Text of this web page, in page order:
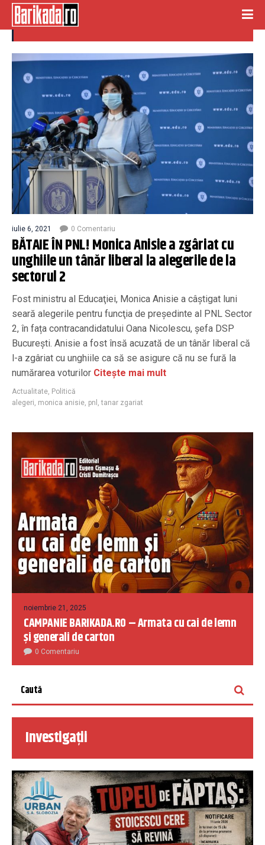
tanar zgariat
iulie 6, 2021 0 Comentariu
BĂTAIE ÎN PNL! Monica Anisie a zgâriat cu
unghiile un tânăr liberal la alegerile de la
sectorul 2
Fost ministru al Educaţiei, Monica Anisie a câştigat luni
seară alegerile pentru funcţia de preşedinte al PNL Sector
2, în fața contracandidatului Oana Nicolescu, șefa DSP
București. Anisie a fost însă acuzată de un tânăr liberal că
l-a zgâriat cu unghiile ca să se asigure că nu se fură la
numărarea voturilor Citește mai mult
Actualitate, Politică
alegeri, monica anisie, pnl ,tanar zgariat
noiembrie 21, 2025
CAMPANIE BARIKADA.RO – Armata cu cai de lemn
și generali de carton
0 Comentariu
Investigații